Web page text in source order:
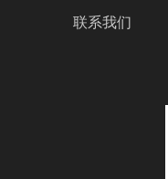
联系我们